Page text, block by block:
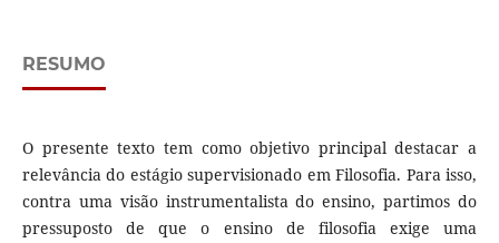
RESUMO
O presente texto tem como objetivo principal destacar a
relevância do estágio supervisionado em Filosofia. Para isso,
contra uma visão instrumentalista do ensino, partimos do
pressuposto de que o ensino de filosofia exige uma